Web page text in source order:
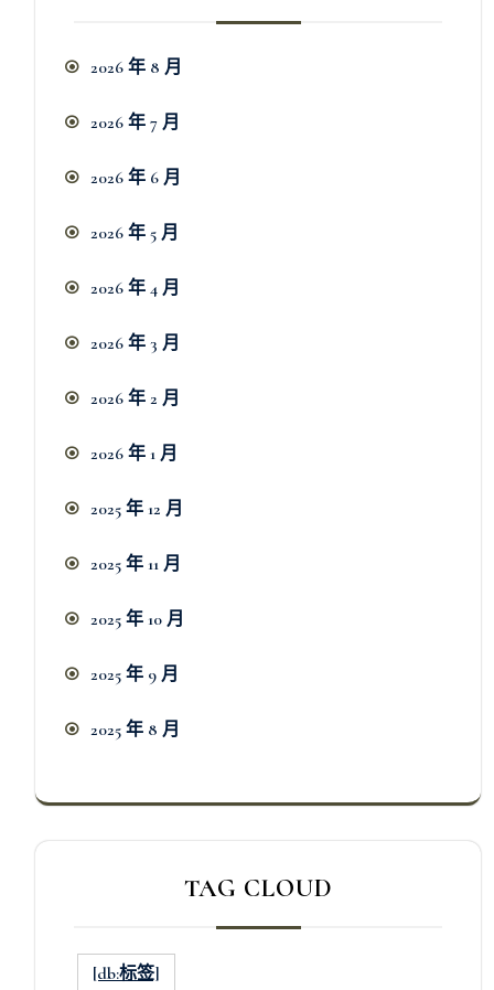
2026 年 8 月
2026 年 7 月
2026 年 6 月
2026 年 5 月
2026 年 4 月
2026 年 3 月
2026 年 2 月
2026 年 1 月
2025 年 12 月
2025 年 11 月
2025 年 10 月
2025 年 9 月
2025 年 8 月
TAG CLOUD
[db:标签]